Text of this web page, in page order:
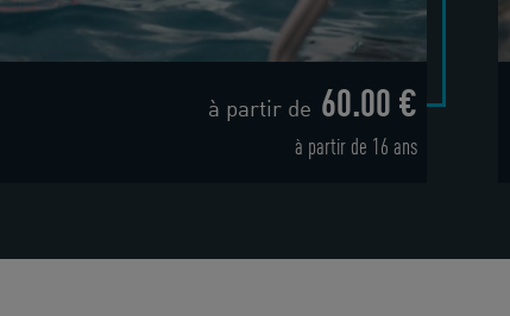
à partir de 60.00 €
à partir de 16 ans